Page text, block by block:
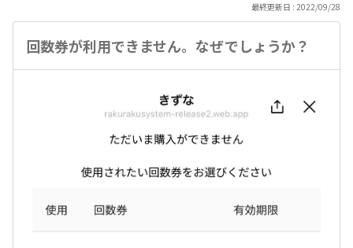
最終更新日 : 2022/09/28
回数券が利用できません。なぜでしょうか？